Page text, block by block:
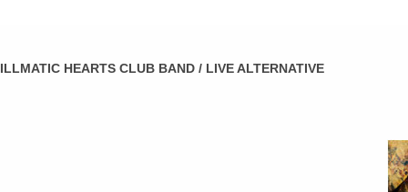
ILLMATIC HEARTS CLUB BAND / LIVE ALTERNATIVE